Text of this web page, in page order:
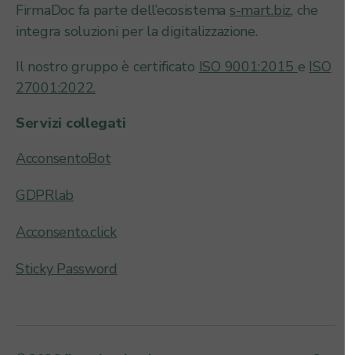
FirmaDoc fa parte dell’ecosistema s-mart.biz, che
integra soluzioni per la digitalizzazione.
Il nostro gruppo è certificato ISO 9001:2015 e ISO
27001:2022.
Servizi collegati
AcconsentoBot
GDPRlab
Acconsento.click
Sticky Password